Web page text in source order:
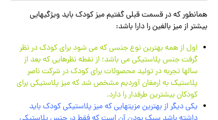
همانطور که در قسمت قبلی گفتیم میز کودک باید ویژگیهایی
بیشتر از میز بالغین را دارا باشد:
اول از همه بهترین نوع جنسی که می شود برای کودک در نظر
گرفت جنس پلاستیکی می باشد؛ از نقطه نظرهایی که بعد از
سالها تجربه در تولید محصولات برای کودک در شرکت ناصر
پلاستیک به ارمغان آوردیم مشخص شد که میز پلاستیکی برای
کودکان بیشترین طرفدار را دارد.
یکی دیگر از بهترین مزیتهایی که میز پلاستیکی کودک باید